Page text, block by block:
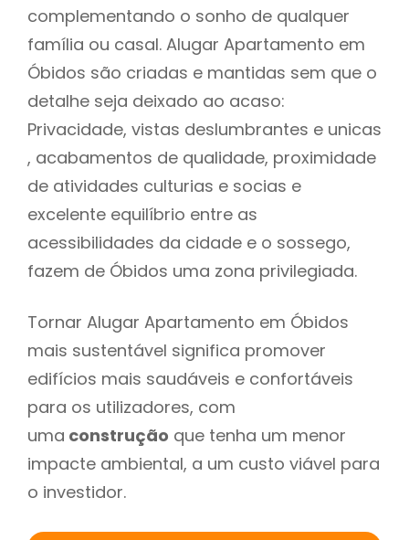
complementando o sonho de qualquer
família ou casal. Alugar Apartamento em
Óbidos são criadas e mantidas sem que o
detalhe seja deixado ao acaso:
Privacidade, vistas deslumbrantes e unicas
, acabamentos de qualidade, proximidade
de atividades culturias e socias e
excelente equilíbrio entre as
acessibilidades da cidade e o sossego,
fazem de Óbidos uma zona privilegiada.
Tornar Alugar Apartamento em Óbidos
mais sustentável significa promover
edifícios mais saudáveis e confortáveis
para os utilizadores, com
uma construção que tenha um menor
impacte ambiental, a um custo viável para
o investidor.